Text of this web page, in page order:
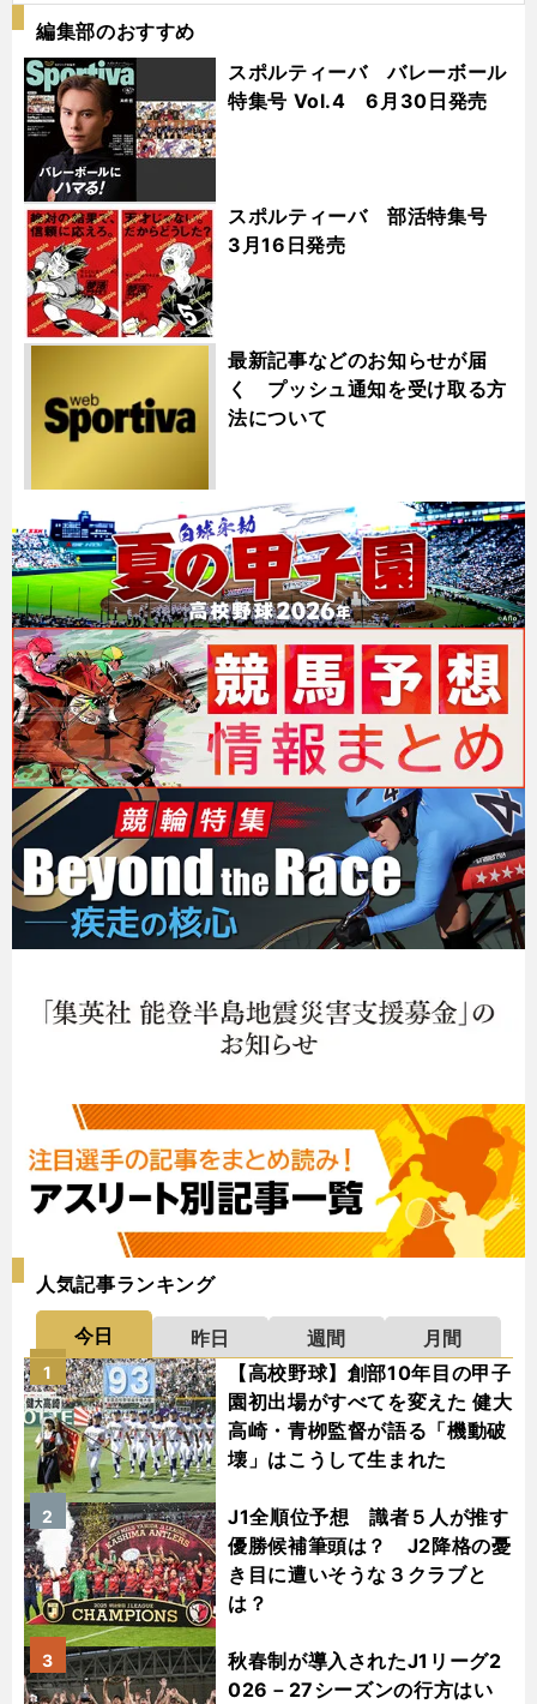
編集部のおすすめ
スポルティーバ バレーボール
特集号 Vol.4 6月30日発売
スポルティーバ 部活特集号
3月16日発売
最新記事などのお知らせが届
く プッシュ通知を受け取る方
法について
人気記事ランキング
今日 昨日 週間
月間
【高校野球】創部10年目の甲子
園初出場がすべてを変えた 健大
高崎・青栁監督が語る「機動破
壊」はこうして生まれた
1
J1全順位予想 識者５人が推す
優勝候補筆頭は？ J2降格の憂
き目に遭いそうな３クラブと
は？
2
秋春制が導入されたJ1リーグ2
026－27シーズンの行方はい
3